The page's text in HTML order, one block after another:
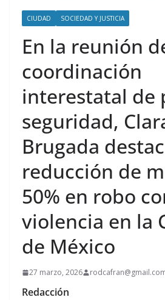
CIUDAD SOCIEDAD Y JUSTICIA
En la reunión
coordinación
interestatal de
seguridad,
Brugada
reducción de
50% en robo
violencia en la
de México
27 marzo, 2026
Redacción